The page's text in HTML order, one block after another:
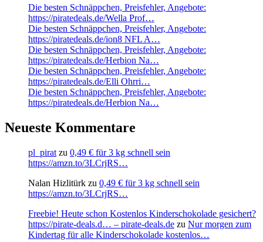
Die besten Schnäppchen, Preisfehler, Angebote:
https://piratedeals.de/Wella Prof…
Die besten Schnäppchen, Preisfehler, Angebote:
https://piratedeals.de/ion8 NFL A…
Die besten Schnäppchen, Preisfehler, Angebote:
https://piratedeals.de/Herbion Na…
Die besten Schnäppchen, Preisfehler, Angebote:
https://piratedeals.de/Elli Ohrri…
Die besten Schnäppchen, Preisfehler, Angebote:
https://piratedeals.de/Herbion Na…
Neueste Kommentare
pl_pirat zu 0,49 € für 3 kg schnell sein
https://amzn.to/3LCrjRS…
Nalan Hizlitürk zu 0,49 € für 3 kg schnell sein
https://amzn.to/3LCrjRS…
Freebie! Heute schon Kostenlos Kinderschokolade gesichert?
https://pirate-deals.d… – pirate-deals.de zu Nur morgen zum
Kindertag für alle Kinderschokolade kostenlos…